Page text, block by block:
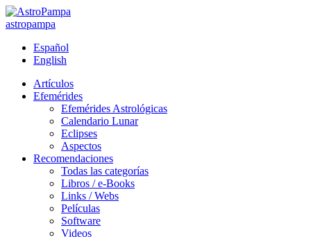
astropampa
Español
English
Artículos
Efemérides
Efemérides Astrológicas
Calendario Lunar
Eclipses
Aspectos
Recomendaciones
Todas las categorías
Libros / e-Books
Links / Webs
Películas
Software
Videos